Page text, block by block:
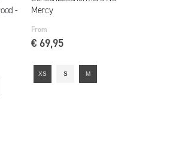
-
Mercy
From
€ 69,95
XS S M